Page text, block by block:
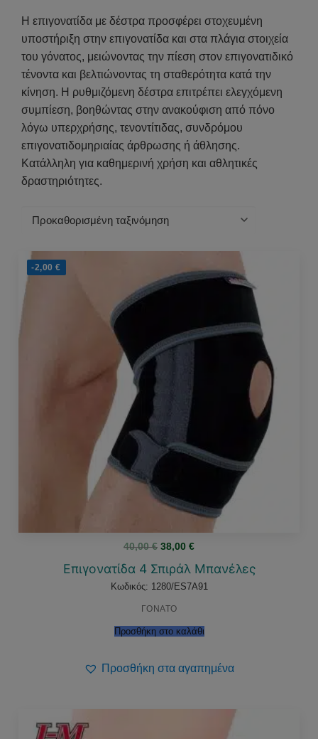
Η επιγονατίδα με δέστρα προσφέρει στοχευμένη
υποστήριξη στην επιγονατίδα και στα πλάγια στοιχεία
του γόνατος, μειώνοντας την πίεση στον επιγονατιδικό
τένοντα και βελτιώνοντας τη σταθερότητα κατά την
κίνηση. Η ρυθμιζόμενη δέστρα επιτρέπει ελεγχόμενη
συμπίεση, βοηθώντας στην ανακούφιση από πόνο
λόγω υπερχρήσης, τενοντίτιδας, συνδρόμου
επιγονατιδομηριαίας άρθρωσης ή άθλησης.
Κατάλληλη για καθημερινή χρήση και αθλητικές
δραστηριότητες.
-2,00€
40,00€ Original
was:
40,00 €.
38,00 €Η
τιμή
είναι:
38,00 €.
Επιγονατίδα 4 Σπιράλ Μπανέλες
Κωδικός: 1280/ES7A91
ΓΟΝΑΤΟ
Προσθήκη στο καλάθι
Προσθήκη στα αγαπημένα